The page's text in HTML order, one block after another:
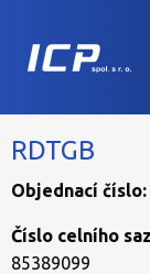
RDTGB
Objednací
Číslo celního
85389099